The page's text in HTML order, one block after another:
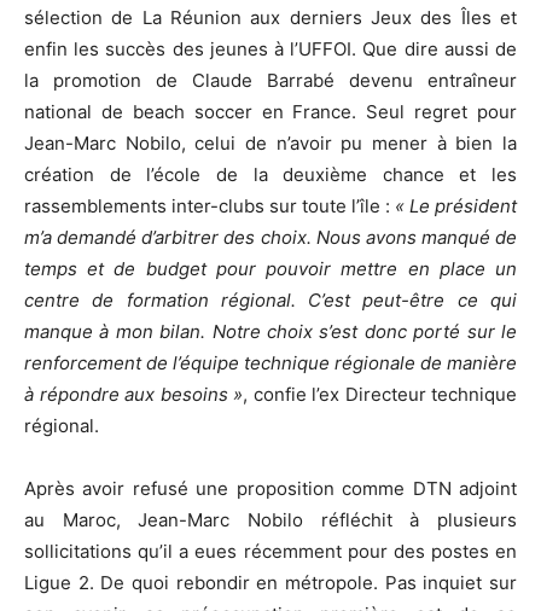
sélection de La Réunion aux derniers Jeux des Îles et
enfin les succès des jeunes à l’UFFOI. Que dire aussi de
la promotion de Claude Barrabé devenu entraîneur
national de beach soccer en France. Seul regret pour
Jean-Marc Nobilo, celui de n’avoir pu mener à bien la
création de l’école de la deuxième chance et les
rassemblements inter-clubs sur toute l’île : « Le président
m’a demandé d’arbitrer des choix. Nous avons manqué de
temps et de budget pour pouvoir mettre en place un
centre de formation régional. C’est peut-être ce qui
manque à mon bilan. Notre choix s’est donc porté sur le
renforcement de l’équipe technique régionale de manière
à répondre aux besoins », confie l’ex Directeur technique
régional.
Après avoir refusé une proposition comme DTN adjoint
au Maroc, Jean-Marc Nobilo réfléchit à plusieurs
sollicitations qu’il a eues récemment pour des postes en
Ligue 2. De quoi rebondir en métropole. Pas inquiet sur